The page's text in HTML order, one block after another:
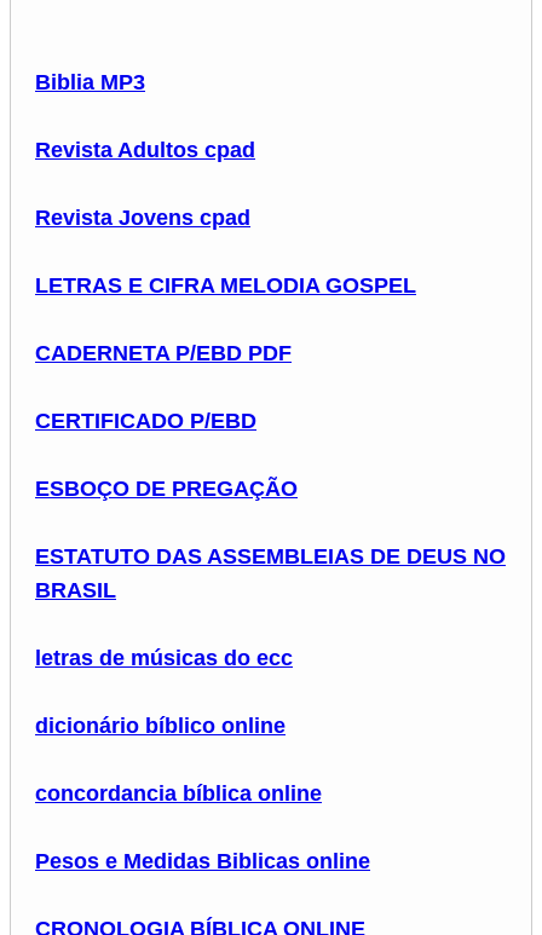
Biblia MP3
Revista Adultos cpad
Revista Jovens cpad
LETRAS E CIFRA MELODIA GOSPEL
CADERNETA P/EBD PDF
CERTIFICADO P/EBD
ESBOÇO DE PREGAÇÃO
ESTATUTO DAS ASSEMBLEIAS DE DEUS NO
BRASIL
letras de músicas do ecc
dicionário bíblico online
concordancia bíblica online
Pesos e Medidas Biblicas online
CRONOLOGIA BÍBLICA ONLINE